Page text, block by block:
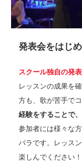
発表会をはじ
スクール独自の発
レッスンの成果を
方も、歌が苦手で
経験をすることで
参加者には様々な
バラです。レッス
楽しんでください！